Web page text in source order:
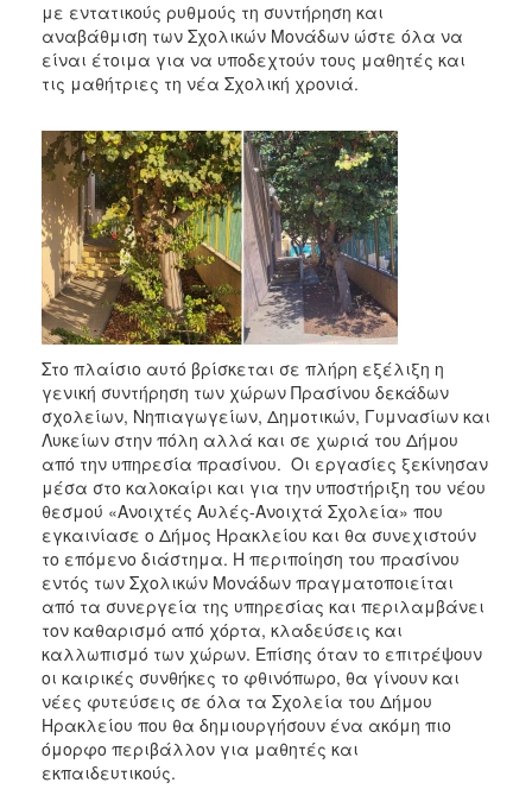
2019
2018
2017
2016
2015
2013
2012
2011
2010
2006
ΤΟΠΟΣ
ΠΟΛΙΤΙΣΜΟΣ
ΑΝΘΕΚΤΙΚΗ
ΠΟΛΗ
με εντατικούς ρυθμούς τη συντήρηση και
αναβάθμιση των Σχολικών Μονάδων ώστε όλα να
είναι έτοιμα για να υποδεχτούν τους μαθητές και
τις μαθήτριες τη νέα Σχολική χρονιά.
Στο πλαίσιο αυτό βρίσκεται σε πλήρη εξέλιξη η
γενική συντήρηση των χώρων Πρασίνου δεκάδων
σχολείων, Νηπιαγωγείων, Δημοτικών, Γυμνασίων και
Λυκείων στην πόλη αλλά και σε χωριά του Δήμου
από την υπηρεσία πρασίνου. Οι εργασίες ξεκίνησαν
μέσα στο καλοκαίρι και για την υποστήριξη του νέου
θεσμού «Ανοιχτές Αυλές-Ανοιχτά Σχολεία» που
εγκαινίασε ο Δήμος Ηρακλείου και θα συνεχιστούν
το επόμενο διάστημα. Η περιποίηση του πρασίνου
εντός των Σχολικών Μονάδων πραγματοποιείται
από τα συνεργεία της υπηρεσίας και περιλαμβάνει
τον καθαρισμό από χόρτα, κλαδεύσεις και
καλλωπισμό των χώρων. Επίσης όταν το επιτρέψουν
οι καιρικές συνθήκες το φθινόπωρο, θα γίνουν και
νέες φυτεύσεις σε όλα τα Σχολεία του Δήμου
Ηρακλείου που θα δημιουργήσουν ένα ακόμη πιο
όμορφο περιβάλλον για μαθητές και
εκπαιδευτικούς.